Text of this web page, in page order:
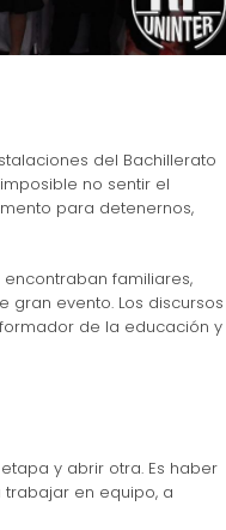
del Bachillerato
no sentir el
para detenernos,
encontraban familiares,
evento. Los discursos
de la educación y
y abrir otra. Es haber
en equipo, a